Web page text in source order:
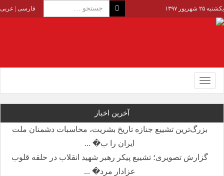
یکشنبه ۲۵ شهریور ۱۳۹۷ فارسی عربی
Toggle
navigation
آخرین اخبار
بزرگ‌ترین تشییع جنازه تاریخ بشریت، محاسبات دشمنان ملت
ایران را ب� ...
گزارش تصویری؛ تشییع پیکر رهبر شهید انقلاب در حلقه قلوب
عزادار مرد� ...